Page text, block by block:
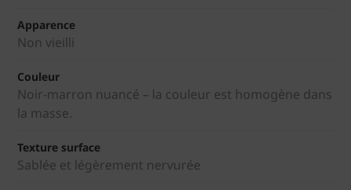
Apparence
Non vieilli
Couleur
Noir-marron nuancé – la couleur est homogène dans
la masse.
Texture surface
Sablée et légèrement nervurée